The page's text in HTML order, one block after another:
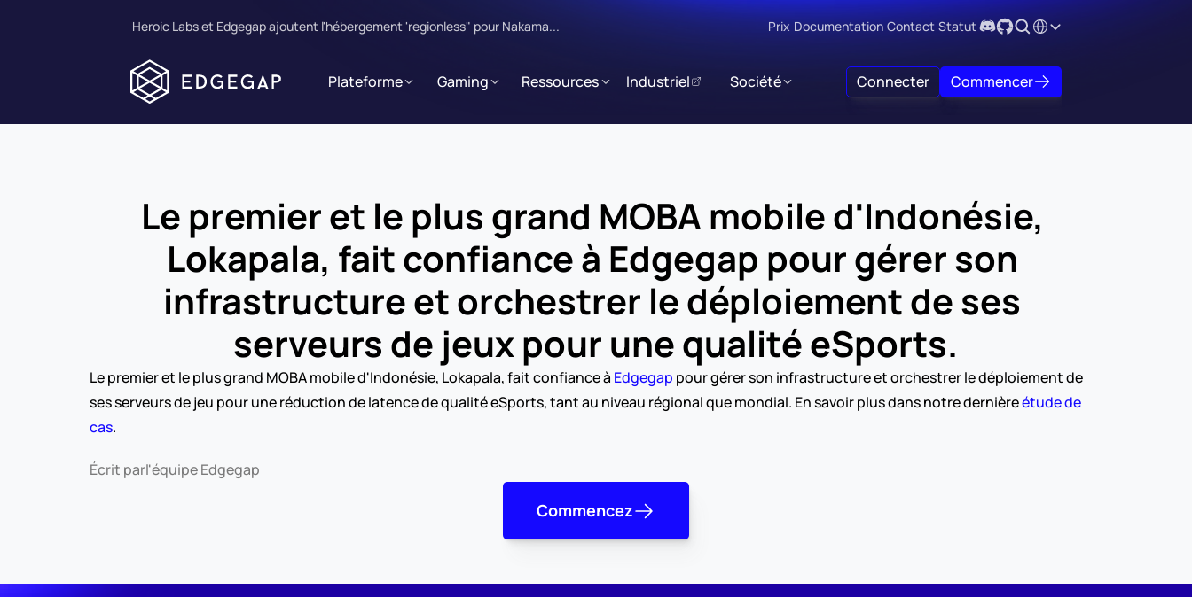
Heroic Labs et Edgegap ajoutent l'hébergement 'regionless" pour Nakama... Prix Documentation Contact Statut Select Language
Plateforme Gaming Ressources Industriel Société Connecter Commencer
Le premier et le plus grand MOBA mobile d'Indonésie,
Lokapala, fait confiance à Edgegap pour gérer son
infrastructure et orchestrer le déploiement de ses
serveurs de jeux pour une qualité eSports.
Le premier et le plus grand MOBA mobile d'Indonésie, Lokapala, fait confiance à Edgegap pour gérer son infrastructure et orchestrer le déploiement de
ses serveurs de jeu pour une réduction de latence de qualité eSports, tant au niveau régional que mondial. En savoir plus dans notre dernière étude de
cas.
Écrit parl'équipe Edgegap
Commencez